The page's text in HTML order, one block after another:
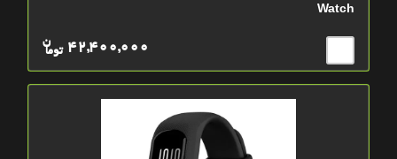
Watch
توما
ن 42,400,000